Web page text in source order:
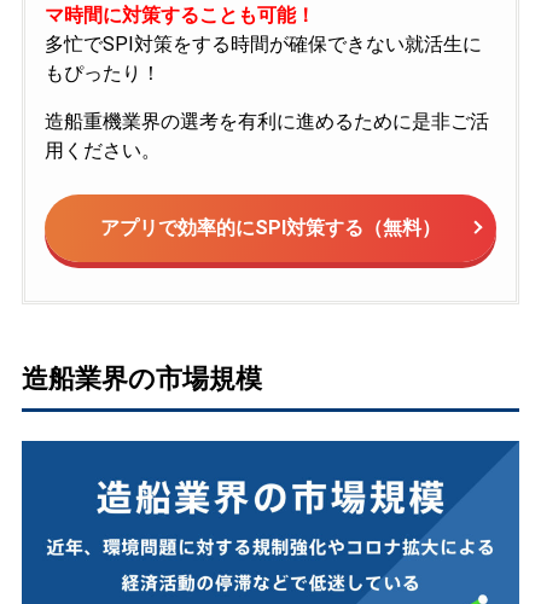
マ時間に対策することも可能！
多忙でSPI対策をする時間が確保できない就活生に
もぴったり！
造船重機業界の選考を有利に進めるために是非ご活
用ください。
アプリで効率的にSPI対策する（無料）
造船業界の市場規模